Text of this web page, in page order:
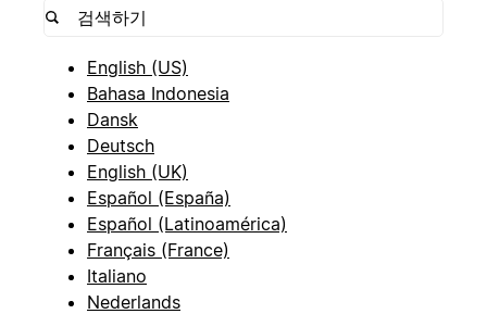
English (US)
Bahasa Indonesia
Dansk
Deutsch
English (UK)
Español (España)
Español (Latinoamérica)
Français (France)
Italiano
Nederlands